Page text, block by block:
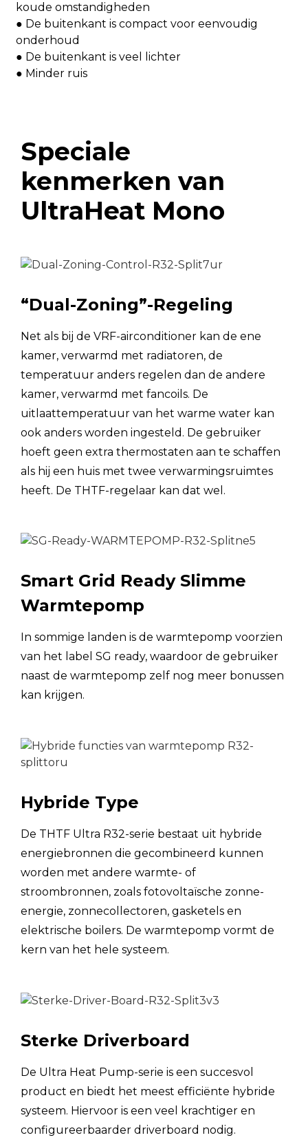
koude omstandigheden
● De buitenkant is compact voor eenvoudig
onderhoud
● De buitenkant is veel lichter
● Minder ruis
Speciale
kenmerken van
UltraHeat Mono
“Dual-Zoning”-Regeling
Net als bij de VRF-airconditioner kan de ene
kamer, verwarmd met radiatoren, de
temperatuur anders regelen dan de andere
kamer, verwarmd met fancoils. De
uitlaattemperatuur van het warme water kan
ook anders worden ingesteld. De gebruiker
hoeft geen extra thermostaten aan te schaffen
als hij een huis met twee verwarmingsruimtes
heeft. De THTF-regelaar kan dat wel.
Smart Grid Ready Slimme
Warmtepomp
In sommige landen is de warmtepomp voorzien
van het label SG ready, waardoor de gebruiker
naast de warmtepomp zelf nog meer bonussen
kan krijgen.
Hybride Type
De THTF Ultra R32-serie bestaat uit hybride
energiebronnen die gecombineerd kunnen
worden met andere warmte- of
stroombronnen, zoals fotovoltaïsche zonne-
energie, zonnecollectoren, gasketels en
elektrische boilers. De warmtepomp vormt de
kern van het hele systeem.
Sterke Driverboard
De Ultra Heat Pump-serie is een succesvol
product en biedt het meest efficiënte hybride
systeem. Hiervoor is een veel krachtiger en
configureerbaarder driverboard nodig.
Voeding
Buitenventilator
Aantal fans
Ventilatortype
Gashendel type
Waterzijdige warmtewisselaar
Leidingaansluitingen
Type
(OD)
mm
Gasdiameter
(OD)
mm
Minimale
Maximale
Installatiehoogte
Buitenunit
Buitenunit
hieronder
M
Anti-UV-hoes
MOP (Maximale overstroombeveiliging)
Waterdrukval
Netto/brutogewicht
BINNEN-
Netto/Bruto
BUITEN-
Netto/Bruto
Afmetingen (L×B×H)
BUITEN-Net mm
INDOOR-
verpakking
Verwarmingscircuit
Capaciteit